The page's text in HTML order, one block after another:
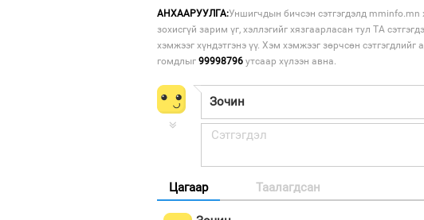
АНХААРУУЛГА:Уншигчдын бичсэн сэтгэгдэлд
зохисгүй зарим үг, хэллэгийг хязгаарласан тул ТА
хэмжээг хүндэтгэнэ үү. Хэм хэмжээг зөрчсөн
гомдлыг 99998796 утсаар хүлээн авна.
Цагаар Таалагдсан